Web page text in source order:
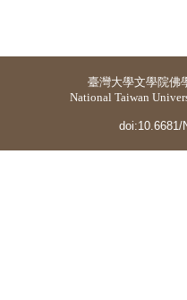
臺灣大學文學院佛
National Taiwan
doi:10.6681/